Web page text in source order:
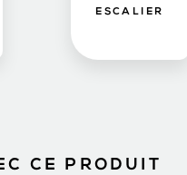
ESCALIER
CE PRODUIT